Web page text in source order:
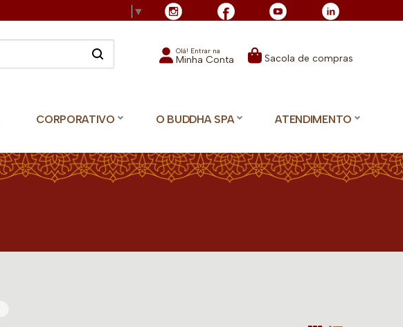
▼
Olá! Entrar na
Minha Conta Sacola de compras
CORPORATIVO O BUDDHA SPA ATENDIMENTO